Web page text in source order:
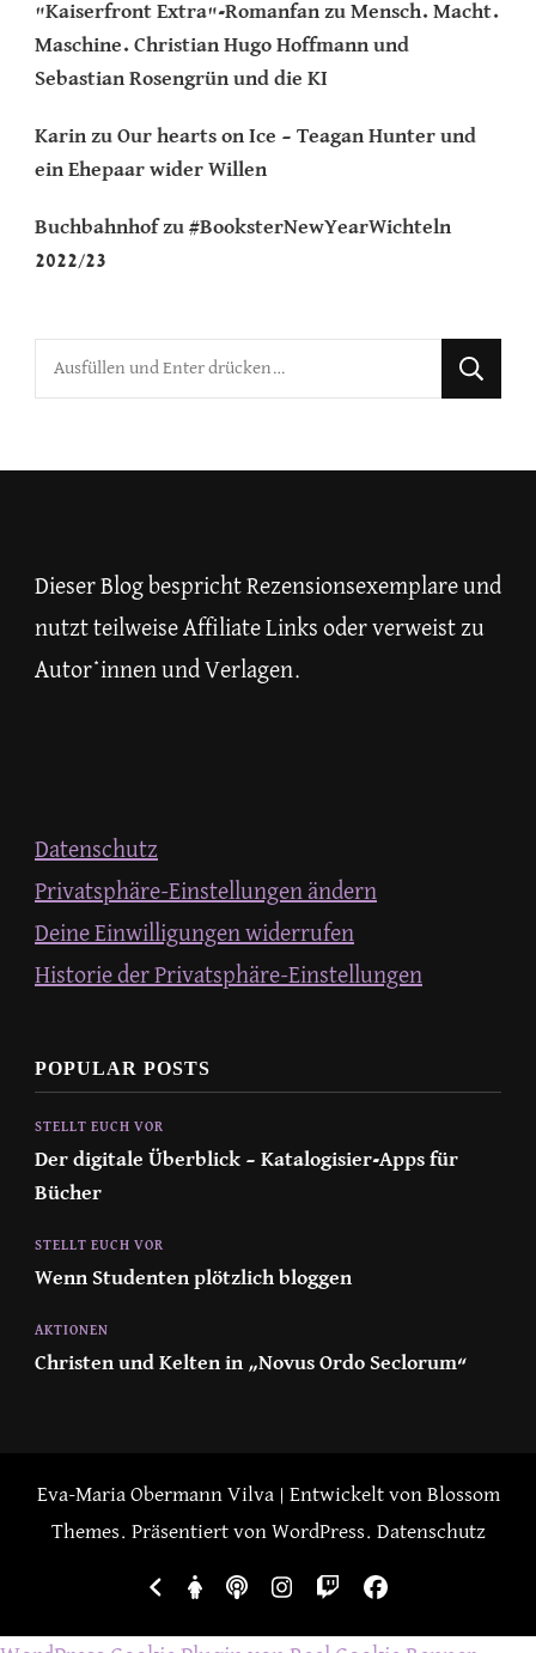
"Kaiserfront Extra"-Romanfan zu Mensch. Macht.
Maschine. Christian Hugo Hoffmann und
Sebastian Rosengrün und die KI
Karin zu Our hearts on Ice – Teagan Hunter und
ein Ehepaar wider Willen
Buchbahnhofzu #BooksterNewYearWichteln
2022/23
Suchst
du
Dieser Blog bespricht Rezensionsexemplare und
nutzt teilweise Affiliate Links oder verweist zu
Autor*innen und Verlagen.
Datenschutz
Privatsphäre-Einstellungen ändern
Deine Einwilligungen widerrufen
Historie der Privatsphäre-Einstellungen
POPULAR POSTS
STELLT EUCH VOR
Der digitale Überblick – Katalogisier-Apps für
Bücher
STELLT EUCH VOR
Wenn Studenten plötzlich bloggen
AKTIONEN
Christen und Kelten in „Novus Ordo Seclorum“
Eva-Maria ObermannVilva | Entwickelt von Blossom
Themes. Präsentiert von WordPress. Datenschutz